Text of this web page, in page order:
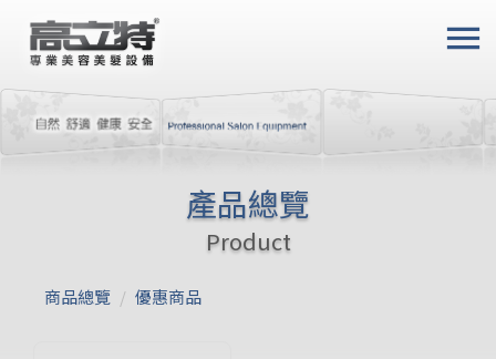
menu
產品總覽
Product
商品總覽 / 優惠商品